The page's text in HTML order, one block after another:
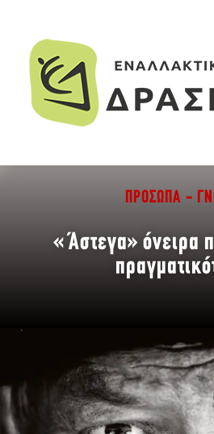
ΠΡΌΣΩΠΑ -
«Άστεγα» όνειρα